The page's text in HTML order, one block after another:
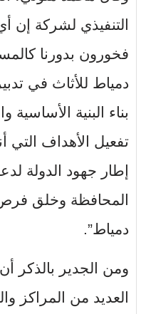
التنفيذي لشركة إن
فخورون بدورنا
دمياط للأثاث في
بناء البنية الأساسية
تفعيل الأهداف
إطار جهود الدولة
المحافظة وخلق
دمياط”.
ومن الجدير
العديد من المراكز